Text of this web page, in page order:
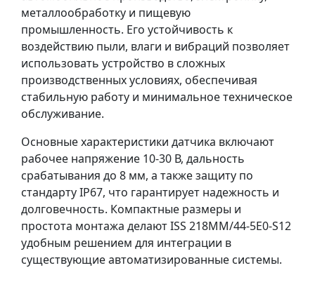
металлообработку и пищевую
промышленность. Его устойчивость к
воздействию пыли, влаги и вибраций позволяет
использовать устройство в сложных
производственных условиях, обеспечивая
стабильную работу и минимальное техническое
обслуживание.
Основные характеристики датчика включают
рабочее напряжение 10-30 В, дальность
срабатывания до 8 мм, а также защиту по
стандарту IP67, что гарантирует надежность и
долговечность. Компактные размеры и
простота монтажа делают ISS 218MM/44-5E0-S12
удобным решением для интеграции в
существующие автоматизированные системы.